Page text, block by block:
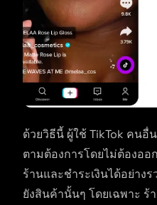
ด้วยวิธีนี้ ผู้ใช้ TikTok คนอื่
ตามต้องการโดยไม่ต้องออ
ร้านและชำระเงินได้อย่าง
ยังสินค้านั้นๆ โดยเฉพาะ ร้